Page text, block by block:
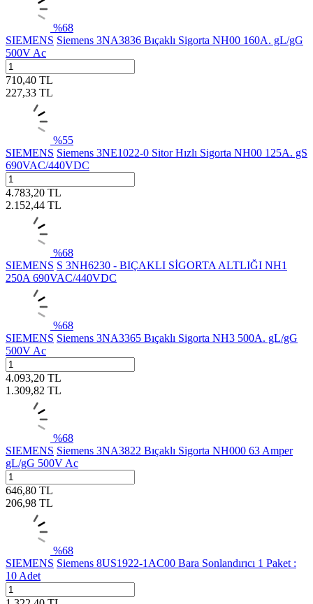
%68
SIEMENS Siemens 3NA3836 Bıçaklı Sigorta NH00 160A. gL/gG
500V Ac
710,40 TL
227,33 TL
%55
SIEMENS Siemens 3NE1022-0 Sitor Hızlı Sigorta NH00 125A. gS
690VAC/440VDC
4.783,20 TL
2.152,44 TL
%68
SIEMENS S 3NH6230 - BIÇAKLI SİGORTA ALTLIĞI NH1
250A 690VAC/440VDC
%68
SIEMENS Siemens 3NA3365 Bıçaklı Sigorta NH3 500A. gL/gG
500V Ac
4.093,20 TL
1.309,82 TL
%68
SIEMENS Siemens 3NA3822 Bıçaklı Sigorta NH000 63 Amper
gL/gG 500V Ac
646,80 TL
206,98 TL
%68
SIEMENS Siemens 8US1922-1AC00 Bara Sonlandırıcı 1 Paket :
10 Adet